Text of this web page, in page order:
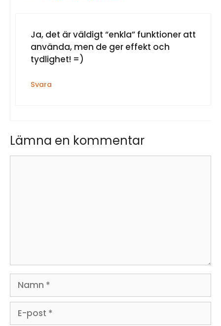
Ja, det är väldigt “enkla” funktioner att
använda, men de ger effekt och
tydlighet! =)
Svara
Lämna en kommentar
post